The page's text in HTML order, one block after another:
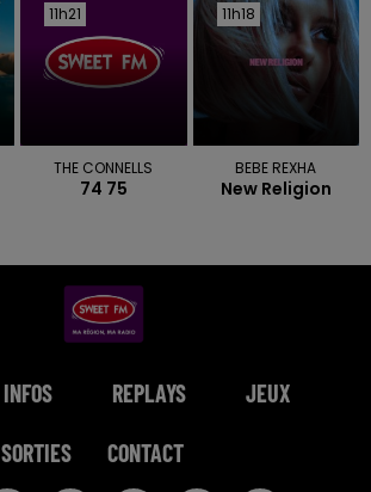
11h21
11h21
THE CONNELLS
74 75
11h18
11h18
BEBE REXHA
New Religion
INFOS REPLAYS JEUX
SORTIES CONTACT